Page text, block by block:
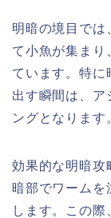
明暗の境目では
て小魚が集まり
ています。特に
出す瞬間は、ア
ングとなります
効果的な明暗攻
暗部でワームを
します。この